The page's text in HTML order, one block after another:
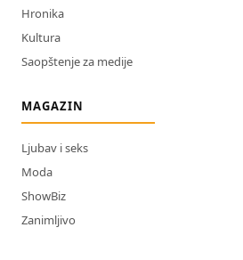
Hronika
Kultura
Saopštenje za medije
MAGAZIN
Ljubav i seks
Moda
ShowBiz
Zanimljivo